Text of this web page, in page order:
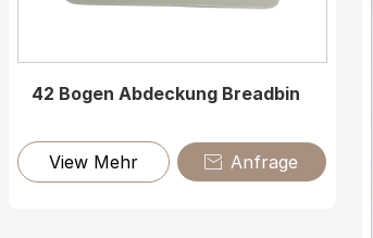
42 Bogen Abdeckung Breadbin
View Mehr  Anfrage